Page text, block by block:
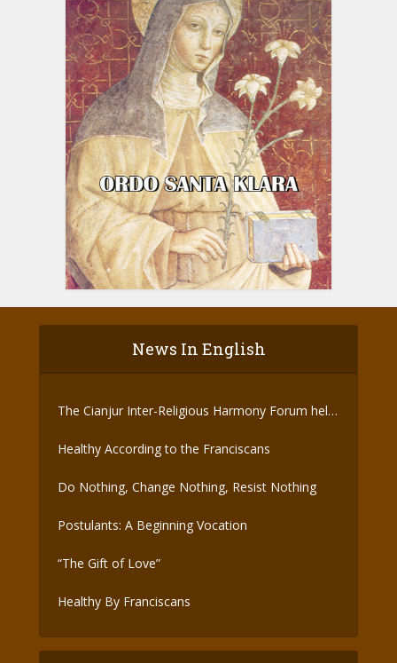
News In English
The Cianjur Inter-Religious Harmony Forum held
Healthy According to the Franciscans
Do Nothing, Change Nothing, Resist Nothing
Postulants: A Beginning Vocation
“The Gift of Love”
Healthy By Franciscans